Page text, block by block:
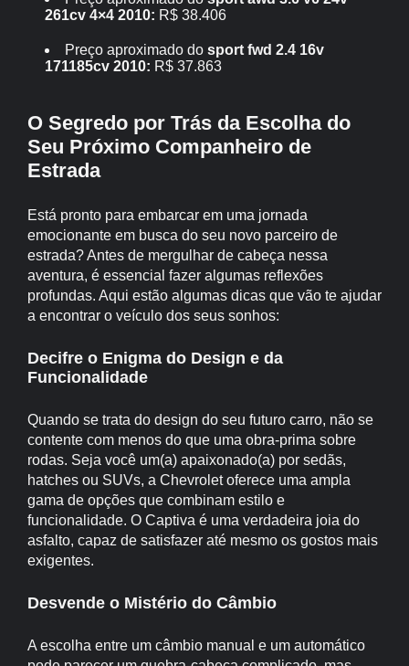
261cv 4×4 2010: R$ 38.406
Preço aproximado dosport fwd 2.4 16v
171185cv 2010: R$ 37.863
O Segredo por Trás da Escolha do
Seu Próximo Companheiro de
Estrada
Está pronto para embarcar em uma jornada
emocionante em busca do seu novo parceiro de
estrada? Antes de mergulhar de cabeça nessa
aventura, é essencial fazer algumas reflexões
profundas. Aqui estão algumas dicas que vão te ajudar
a encontrar o veículo dos seus sonhos:
Decifre o Enigma do Design e da
Funcionalidade
Quando se trata do design do seu futuro carro, não se
contente com menos do que uma obra-prima sobre
rodas. Seja você um(a) apaixonado(a) por sedãs,
hatches ou SUVs, a Chevrolet oferece uma ampla
gama de opções que combinam estilo e
funcionalidade. O Captiva é uma verdadeira joia do
asfalto, capaz de satisfazer até mesmo os gostos mais
exigentes.
Desvende o Mistério do Câmbio
A escolha entre um câmbio manual e um automático